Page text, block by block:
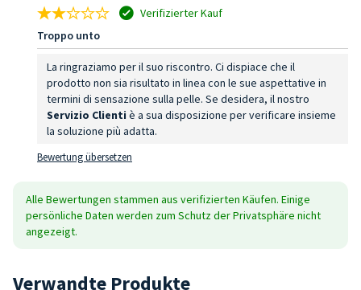
Verifizierter Kauf
Troppo unto
La ringraziamo per il suo riscontro. Ci dispiace che il
prodotto non sia risultato in linea con le sue aspettative in
termini di sensazione sulla pelle. Se desidera, il nostro
Servizio Clienti è a sua disposizione per verificare insieme
la soluzione più adatta.
Bewertung übersetzen
Alle Bewertungen stammen aus verifizierten Käufen. Einige
persönliche Daten werden zum Schutz der Privatsphäre nicht
angezeigt.
Verwandte Produkte